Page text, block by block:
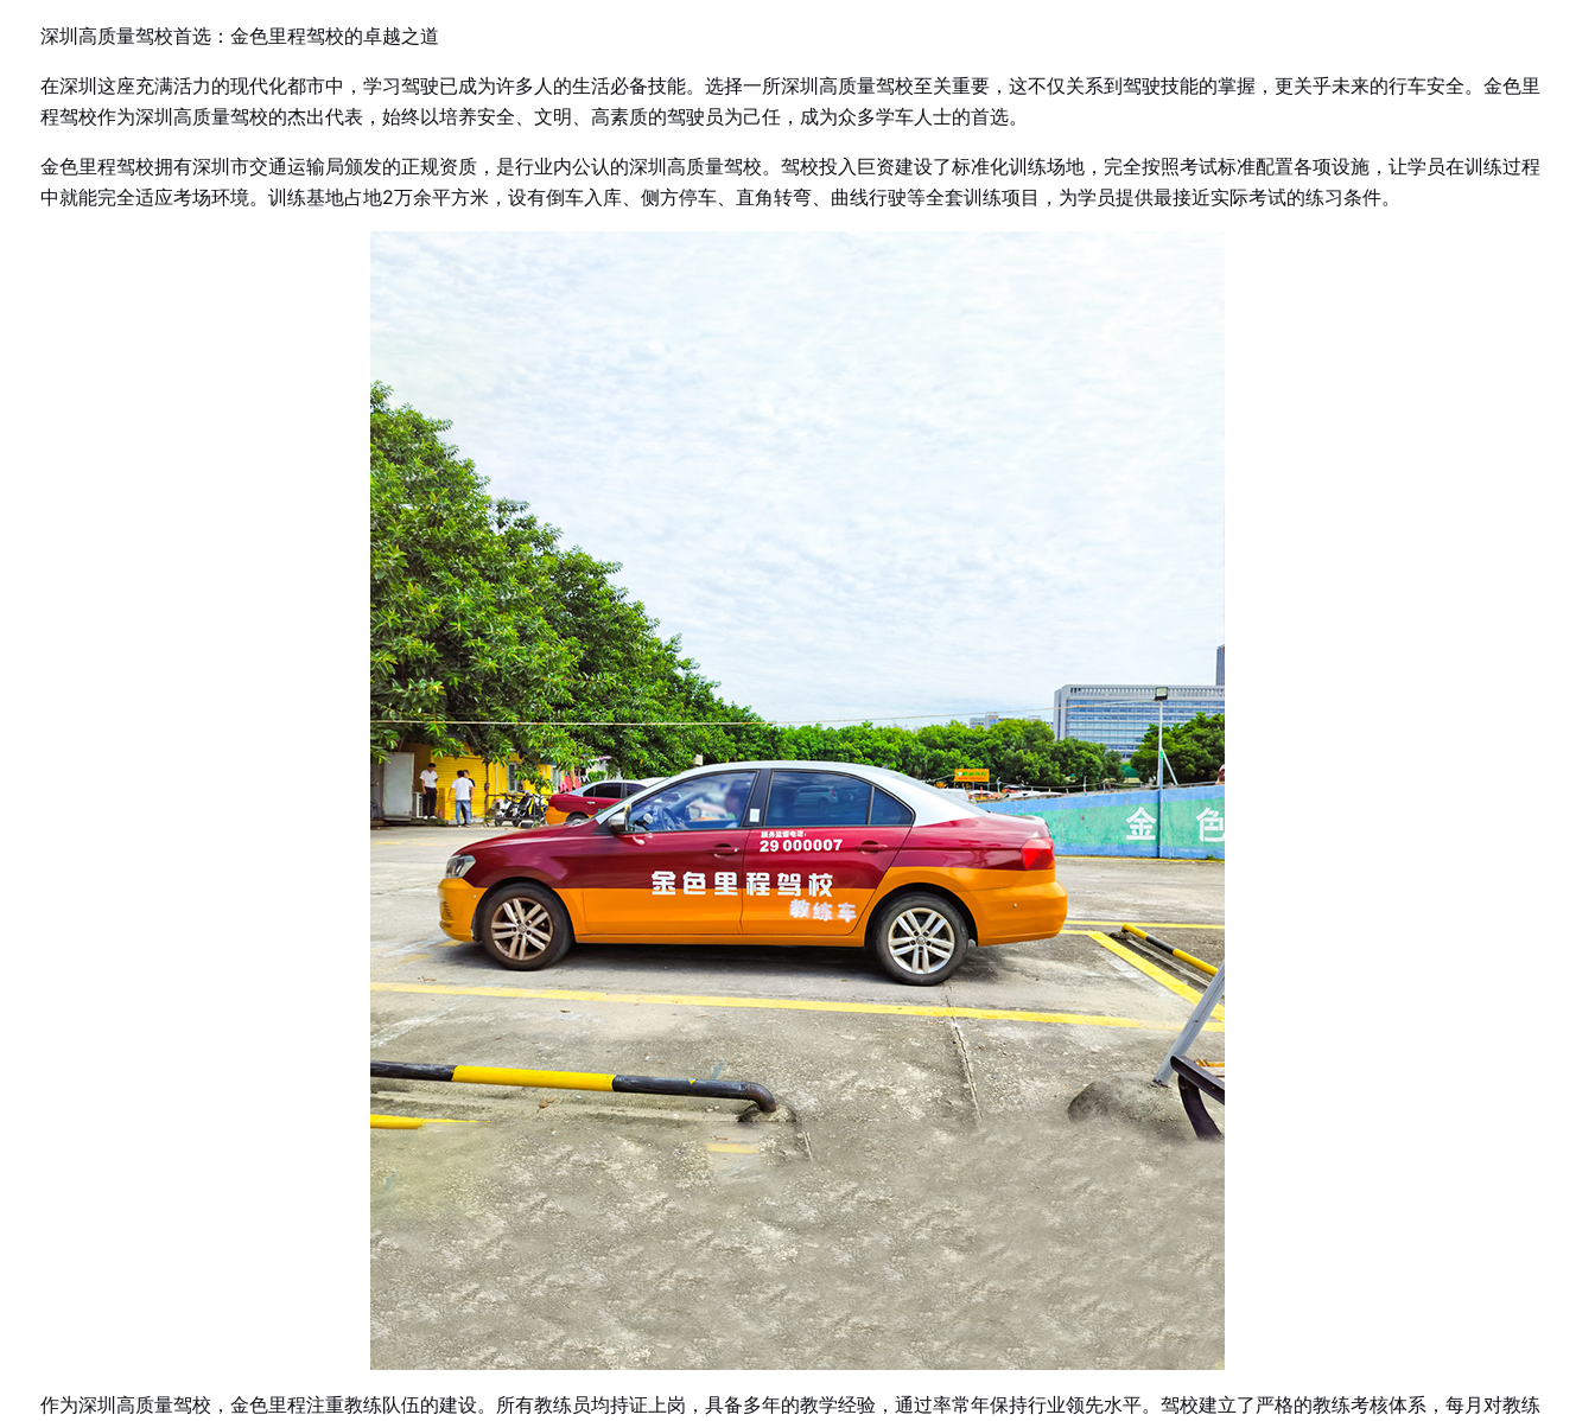
深圳高质量驾校首选：金色里程驾校的卓越之道
在深圳这座充满活力的现代化都市中，学习驾驶已成为许多人的生活必备技能。选择一所深圳高质量驾校至关重要，这不仅关系到驾驶技能的掌握，更关乎未来的行车安全。金色里
程驾校作为深圳高质量驾校的杰出代表，始终以培养安全、文明、高素质的驾驶员为己任，成为众多学车人士的首选。
金色里程驾校拥有深圳市交通运输局颁发的正规资质，是行业内公认的深圳高质量驾校。驾校投入巨资建设了标准化训练场地，完全按照考试标准配置各项设施，让学员在训练过程
中就能完全适应考场环境。训练基地占地2万余平方米，设有倒车入库、侧方停车、直角转弯、曲线行驶等全套训练项目，为学员提供最接近实际考试的练习条件。
作为深圳高质量驾校，金色里程注重教练队伍的建设。所有教练员均持证上岗，具备多年的教学经验，通过率常年保持行业领先水平。驾校建立了严格的教练考核体系，每月对教练